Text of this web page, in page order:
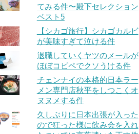
てみる件〜殿下セレクション
ベスト5
【シカゴ旅行】シカゴカルビ
が美味すぎて泣ける件
退職していくヤツのメールが
ほぼコピペでクソうける件
チェンナイの本格的日本ラー
メン専門店秋平をしつこくオ
ヌヌメする件
久しぶりに日本出張が入った
ので狂った様に飲み会を入れ